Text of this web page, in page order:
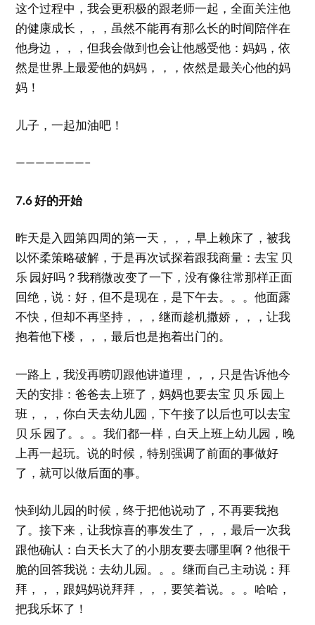
这个过程中，我会更积极的跟老师一起，全面关注他
的健康成长，，，虽然不能再有那么长的时间陪伴在
他身边，，，但我会做到也会让他感受他：妈妈，依
然是世界上最爱他的妈妈，，，依然是最关心他的妈
妈！
儿子，一起加油吧！
———————–
7.6 好的开始
昨天是入园第四周的第一天，，，早上赖床了，被我
以怀柔策略破解，于是再次试探着跟我商量：去宝 贝
乐 园好吗？我稍微改变了一下，没有像往常那样正面
回绝，说：好，但不是现在，是下午去。。。他面露
不快，但却不再坚持，，，继而趁机撒娇，，，让我
抱着他下楼，，，最后也是抱着出门的。
一路上，我没再唠叨跟他讲道理，，，只是告诉他今
天的安排：爸爸去上班了，妈妈也要去宝 贝 乐 园上
班，，，你白天去幼儿园，下午接了以后也可以去宝
贝 乐 园了。。。我们都一样，白天上班上幼儿园，晚
上再一起玩。说的时候，特别强调了前面的事做好
了，就可以做后面的事。
快到幼儿园的时候，终于把他说动了，不再要我抱
了。接下来，让我惊喜的事发生了，，，最后一次我
跟他确认：白天长大了的小朋友要去哪里啊？他很干
脆的回答我说：去幼儿园。。。继而自己主动说：拜
拜，，，跟妈妈说拜拜，，，要笑着说。。。哈哈，
把我乐坏了！